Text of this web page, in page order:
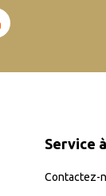
Service
Contactez-